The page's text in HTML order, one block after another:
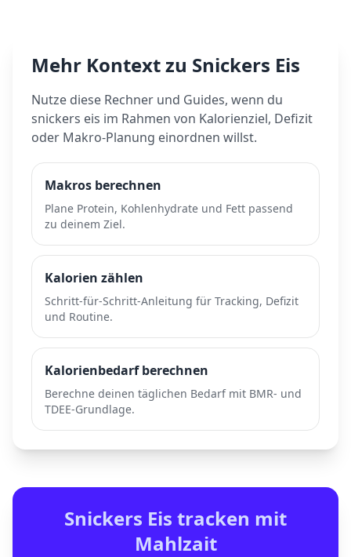
Mehr Kontext zu Snickers Eis
Nutze diese Rechner und Guides, wenn du
snickers eis im Rahmen von Kalorienziel, Defizit
oder Makro-Planung einordnen willst.
Makros berechnen
Plane Protein, Kohlenhydrate und Fett passend
zu deinem Ziel.
Kalorien zählen
Schritt-für-Schritt-Anleitung für Tracking, Defizit
und Routine.
Kalorienbedarf berechnen
Berechne deinen täglichen Bedarf mit BMR- und
TDEE-Grundlage.
Snickers Eis tracken mit
Mahlzait